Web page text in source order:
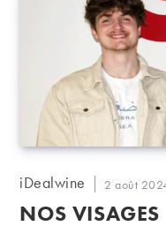
Auteur/autrice
la
iDealwine
Publication
publiée :
2 août
NOS